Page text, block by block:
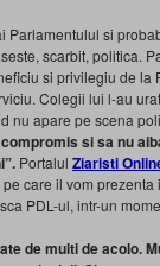
Parlamentulul si
scarbit, politica.
si privilegiu de la
Colegii lui l-au
nu apare pe scena
si sa nu
Portalul Ziaristi
care il vom
PDL-ul, intr-un
de multi de acolo.